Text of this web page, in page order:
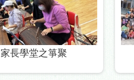
家長學堂之箏聚